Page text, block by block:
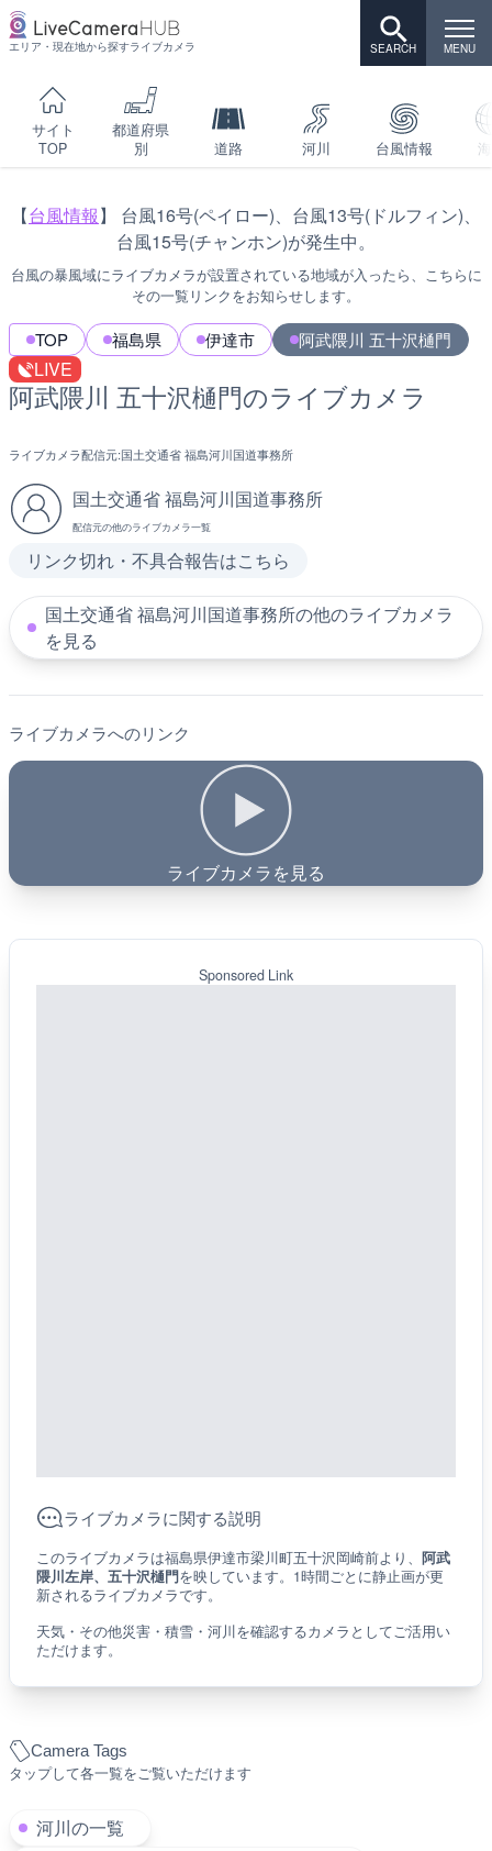
エリア・現在地から探すライブカメラ
サイト
TOP
都道府県
別
道路 河川 台風情報
【台風情報】 台風16号(ペイロー)、台風13号(ドルフィン)、
台風15号(チャンホン)が発生中。
台風の暴風域にライブカメラが設置されている地域が入ったら、こちらに
その一覧リンクをお知らせします。
TOP 福島県 伊達市 阿武隈川 五十沢樋門
LIVE
阿武隈川 五十沢樋門のライブカメラ
ライブカメラ配信元:国土交通省 福島河川国道事務所
国土交通省 福島河川国道事務所
配信元の他のライブカメラ一覧
リンク切れ・不具合報告はこちら
国土交通省 福島河川国道事務所の他のライブカメラ
を見る
ライブカメラへのリンク
ライブカメラを見る
Camera Tags
タップして各一覧をご覧いただけます
河川の一覧
Sponsored Link
ライブカメラに関する説明
このライブカメラは福島県伊達市梁川町五十沢岡崎前より、 阿武
隈川左岸、五十沢樋門を映しています。1時間ごとに静止画が更
新されるライブカメラです。
天気・その他災害・積雪・河川を確認するカメラとしてご活用い
ただけます。